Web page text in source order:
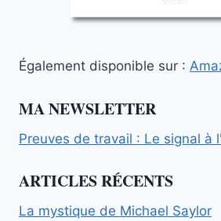
Également disponible sur :
MA NEWSLETTER
Preuves de travail : Le signal à
ARTICLES RÉCENTS
La mystique de Michael Saylor